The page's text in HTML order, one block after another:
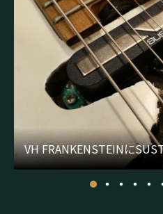
VH FRANKENSTEINに